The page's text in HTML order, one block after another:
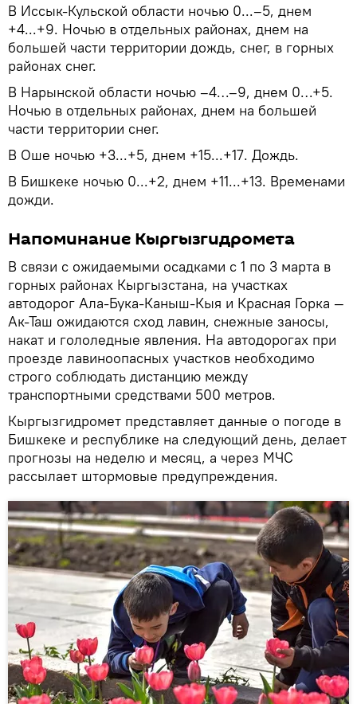
В Иссык-Кульской области ночью 0...–5, днем
+4...+9. Ночью в отдельных районах, днем на
большей части территории дождь, снег, в горных
районах снег.
В Нарынской области ночью –4…–9, днем 0…+5.
Ночью в отдельных районах, днем на большей
части территории снег.
В Оше ночью +3...+5, днем +15...+17. Дождь.
В Бишкеке ночью 0...+2, днем +11...+13. Временами
дожди.
Напоминание Кыргызгидромета
В связи с ожидаемыми осадками с 1 по 3 марта в
горных районах Кыргызстана, на участках
автодорог Ала-Бука-Каныш-Кыя и Красная Горка —
Ак-Таш ожидаются сход лавин, снежные заносы,
накат и гололедные явления. На автодорогах при
проезде лавиноопасных участков необходимо
строго соблюдать дистанцию между
транспортными средствами 500 метров.
Кыргызгидромет представляет данные о погоде в
Бишкеке и республике на следующий день, делает
прогнозы на неделю и месяц, а через МЧС
рассылает штормовые предупреждения.